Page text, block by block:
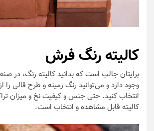
کالیته رنگ فرش
برایتان جالب است که بدانید کالیته رنگ، در
وجود دارد و می‌توانید رنگ زمینه و طرح قالی را
انتخاب کنید. حتی جنس و کیفیت نخ و میزان
کالیته قابل مشاهده و انتخاب است.